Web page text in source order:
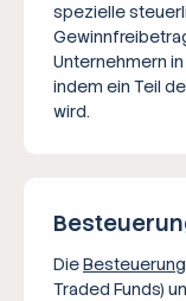
spezielle
Unternehmern
indem ein Teil
wird.
Die
Traded Funds)